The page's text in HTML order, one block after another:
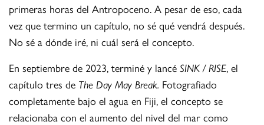
primeras horas del Antropoceno. A pesar de eso, cada
vez que termino un capítulo, no sé qué vendrá después.
No sé a dónde iré, ni cuál será el concepto.
En septiembre de 2023, terminé y lancéSINK / RISE, el
capítulo tres de The Day May Break. Fotografiado
completamente bajo el agua en Fiji, el concepto se
relacionaba con el aumento del nivel del mar como